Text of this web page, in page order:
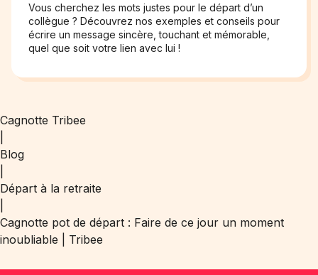
Vous cherchez les mots justes pour le départ d’un
collègue ? Découvrez nos exemples et conseils pour
écrire un message sincère, touchant et mémorable,
quel que soit votre lien avec lui !
Cagnotte Tribee
Blog
Départ à la retraite
Cagnotte pot de départ : Faire de ce jour un moment
inoubliable | Tribee